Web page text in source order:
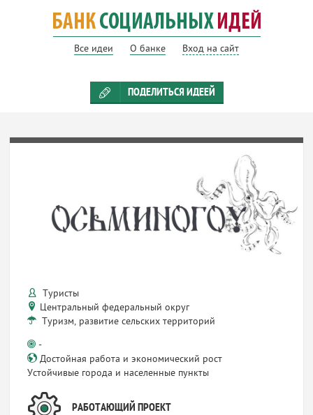
Все идеи О банке Вход на сайт
ПОДЕЛИТЬСЯ ИДЕЕЙ
Туристы
Центральный федеральный округ
Туризм, развитие сельских территорий
-
Достойная работа и экономический рост
Устойчивые города и населенные пункты
РАБОТАЮЩИЙ ПРОЕКТ